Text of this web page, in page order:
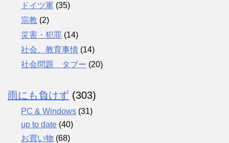
ドイツ軍 (35)
宗教 (2)
災害・犯罪 (14)
社会、教育事情 (14)
社会問題 タブー (20)
雨にも負けず (303)
PC & Windows (31)
up to date (40)
お買い物 (68)